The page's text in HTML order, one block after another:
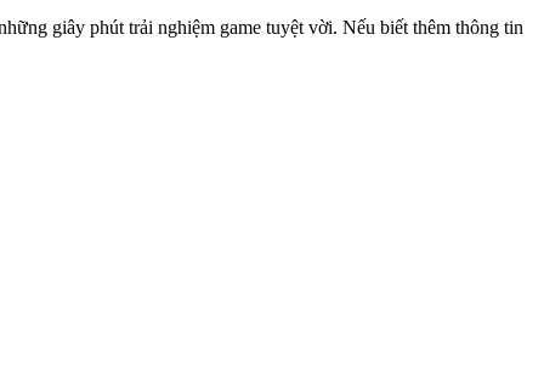
giây phút trải nghiệm game tuyệt vời. Nếu biết thêm thông tin